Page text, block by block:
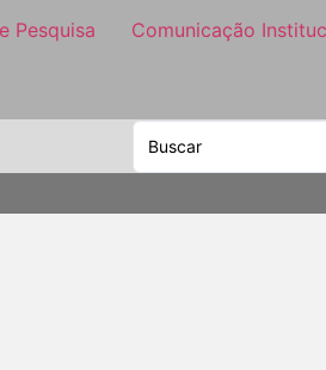
Pesquisa Comunicação